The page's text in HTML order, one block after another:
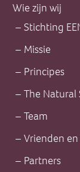
Wie zijn wij
Stichting
Missie
Principes
The Natural
Team
Vrienden
Partners